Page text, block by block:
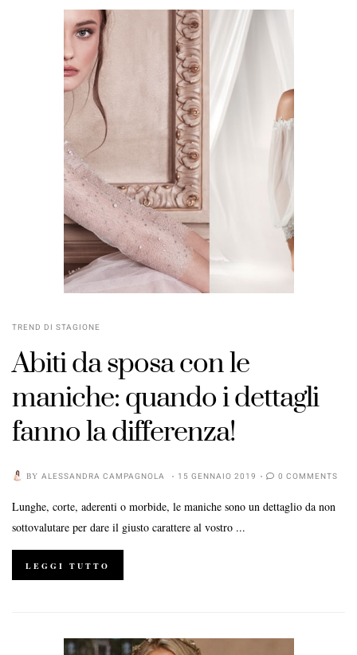
TREND DI STAGIONE
Abiti da sposa con le
maniche: quando i dettagli
fanno la differenza!
BY ALESSANDRA CAMPAGNOLA 15 GENNAIO 2019 0 COMMENTS
Lunghe, corte, aderenti o morbide, le maniche sono un dettaglio da non
sottovalutare per dare il giusto carattere al vostro ...
LEGGI TUTTO